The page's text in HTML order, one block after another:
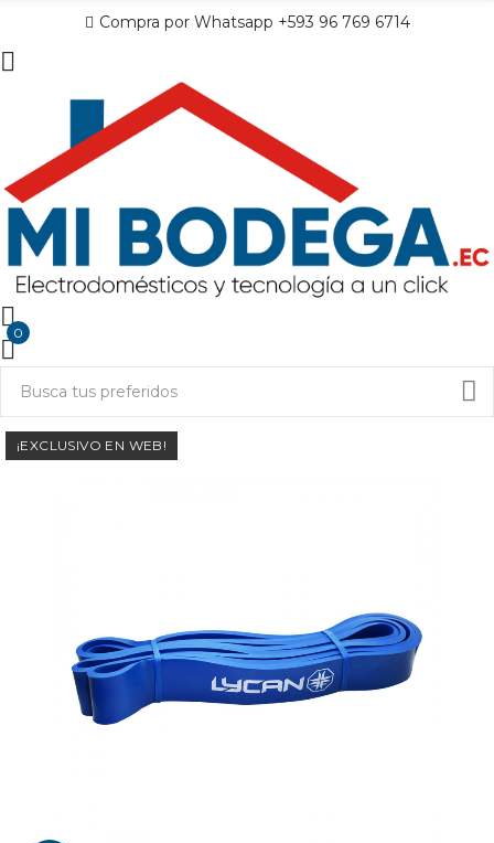
Compra por Whatsapp +593 96 769 6714
0
¡EXCLUSIVO EN WEB!